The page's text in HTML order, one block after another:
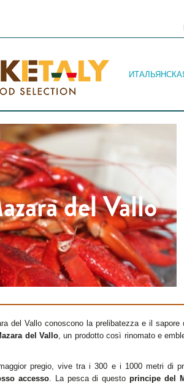
del Vallo
del Vallo conoscono la prelibatezza e il
del Vallo, un prodotto così rinomato e
pregio, vive tra i 300 e i 1000 metri di
accesso. La pesca di questoprincipe del